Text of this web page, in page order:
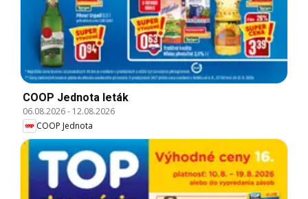
COOP Jednota leták
06.08.2026- 12.08.2026
COOP Jednota